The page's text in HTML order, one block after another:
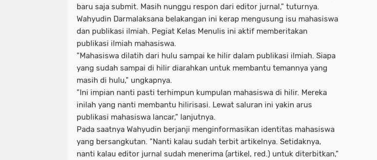
baru saja submit. Masih nunggu respon dari editor jurnal," tuturnya.
Wahyudin Darmalaksana belakangan ini kerap mengusung isu mahasiswa
dan publikasi ilmiah. Pegiat Kelas Menulis ini aktif memberitakan
publikasi ilmiah mahasiswa.
"Mahasiswa dilatih dari hulu sampai ke hilir dalam publikasi ilmiah. Siapa
yang sudah sampai di hilir diarahkan untuk membantu temannya yang
masih di hulu," ungkapnya.
"Ini impian nanti pasti terhimpun kumpulan mahasiswa di hilir. Mereka
inilah yang nanti membantu hilirisasi. Lewat saluran ini yakin arus
publikasi mahasiswa lancar," lanjutnya.
Pada saatnya Wahyudin berjanji menginformasikan identitas mahasiswa
yang bersangkutan. "Nanti kalau sudah terbit artikelnya. Setidaknya,
nanti kalau editor jurnal sudah menerima (artikel, red.) untuk diterbitkan,"